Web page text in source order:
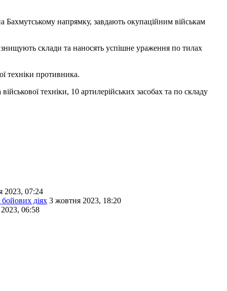
Бахмутському напрямку, завдають окупаційним військам
склади та наносять успішне ураження по тилах
техніки противника.
техніки, 10 артилерійських засобах та по складу
2023, 07:24
діях 3 жовтня 2023, 18:20
06:58